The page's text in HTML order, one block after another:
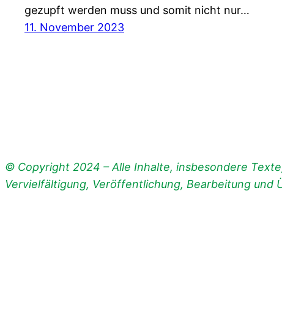
gezupft werden muss und somit nicht nur…
11. November 2023
© Copyright 2024 – Alle Inhalte, insbesondere
Vervielfältigung, Veröffentlichung, Bearbeitung und